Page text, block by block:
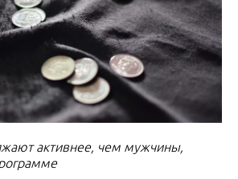
активнее, чем мужчины,